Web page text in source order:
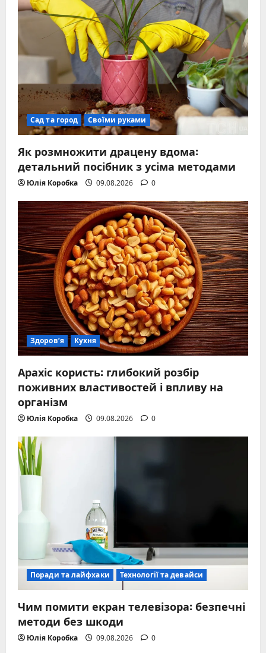
Сад та город Своїми руками
Як розмножити драцену вдома:
детальний посібник з усіма методами
Юлія Коробка 09.08.2026 0
Здоров’я Кухня
Арахіс користь: глибокий розбір
поживних властивостей і впливу на
організм
Юлія Коробка 09.08.2026 0
Поради та лайфхаки Технології та девайси
Чим помити екран телевізора: безпечні
методи без шкоди
Юлія Коробка 09.08.2026 0